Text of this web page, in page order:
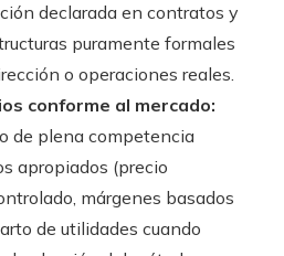
declarada en contratos y
puramente formales
o operaciones reales.
conforme al mercado:
de plena competencia
apropiados (precio
márgenes basados
de utilidades cuando